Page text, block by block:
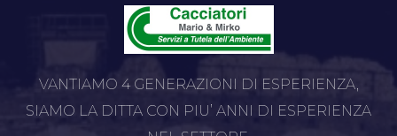
VANTIAMO 4 GENERAZIONI DI ESPERIENZA,
SIAMO LA DITTA CON PIU’ ANNI DI ESPERIENZA